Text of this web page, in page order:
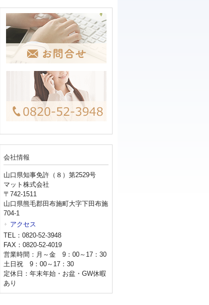
会社情報
山口県知事免許（８）第2529号
マット株式会社
〒742-1511
山口県熊毛郡田布施町大字下田布施
704-1
アクセス
TEL：0820-52-3948
FAX：0820-52-4019
営業時間：月～金 9：00～17：30
土日祝 9：00～17：30
定休日：年末年始・お盆・GW休暇
あり